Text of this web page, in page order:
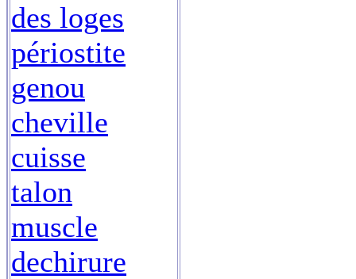
des loges
périostite
genou
cheville
cuisse
talon
muscle
dechirure